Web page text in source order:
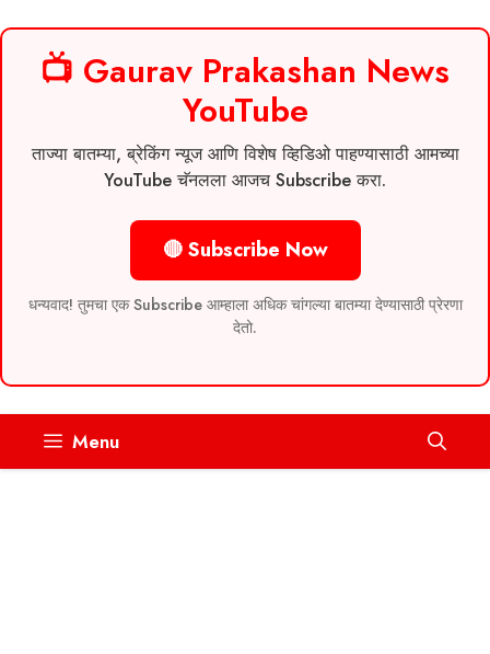
📺 Gaurav Prakashan News
YouTube
ताज्या बातम्या, ब्रेकिंग न्यूज आणि विशेष व्हिडिओ पाहण्यासाठी आमच्या
YouTube चॅनलला आजच Subscribe करा.
🔴 Subscribe Now
धन्यवाद! तुमचा एक Subscribe आम्हाला अधिक चांगल्या बातम्या देण्यासाठी प्रेरणा
देतो.
Menu